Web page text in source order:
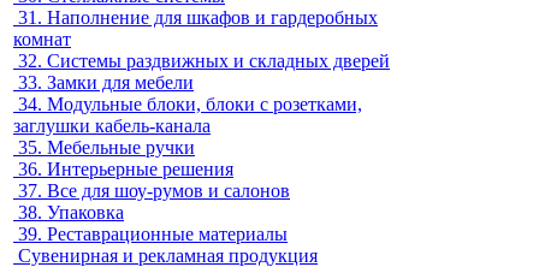
31. Наполнение для шкафов и гардеробных
комнат
32. Системы раздвижных и складных дверей
33. Замки для мебели
34. Модульные блоки, блоки с розетками,
заглушки кабель-канала
35. Мебельные ручки
36. Интерьерные решения
37. Все для шоу-румов и салонов
38. Упаковка
39. Реставрационные материалы
Сувенирная и рекламная продукция